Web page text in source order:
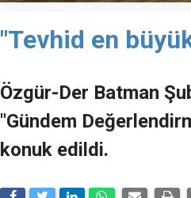
"Tevhid en
Özgür-Der Batman
"Gündem
konuk edildi.